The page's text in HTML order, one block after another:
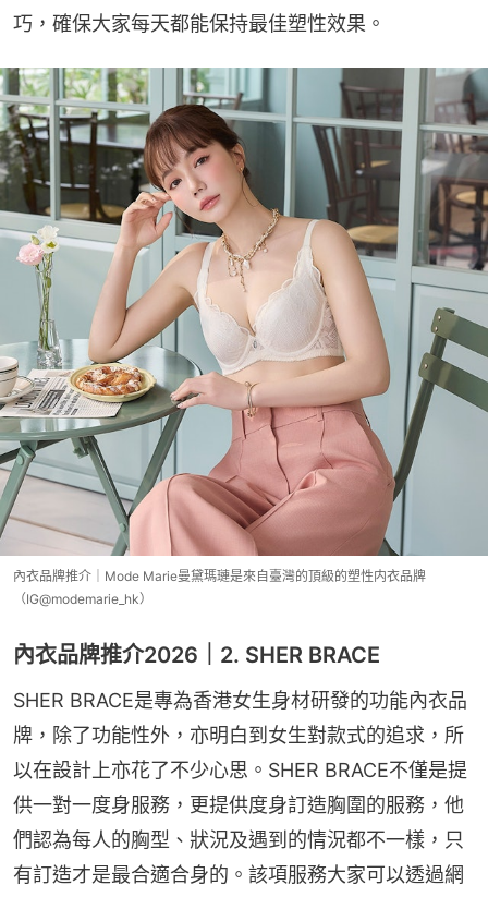
巧，確保大家每天都能保持最佳塑性效果。
內衣品牌推介｜Mode Marie曼黛瑪璉是來自臺灣的頂級的塑性内衣品牌
（IG@modemarie_hk）
內衣品牌推介2026｜2. SHER BRACE
SHER BRACE是專為香港女生身材研發的功能內衣品
牌，除了功能性外，亦明白到女生對款式的追求，所
以在設計上亦花了不少心思。SHER BRACE不僅是提
供一對一度身服務，更提供度身訂造胸圍的服務，他
們認為每人的胸型、狀況及遇到的情況都不一樣，只
有訂造才是最合適合身的。該項服務大家可以透過網